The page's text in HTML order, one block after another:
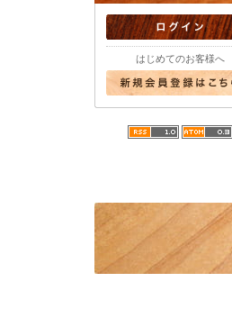
はじめてのお客様へ